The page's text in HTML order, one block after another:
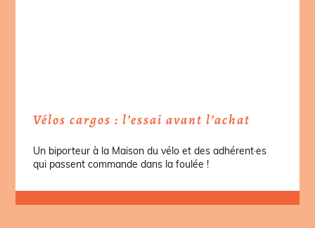
Vélos cargos : l’essai avant l’achat
Un biporteur à la Maison du vélo et des adhérent·es
qui passent commande dans la foulée !